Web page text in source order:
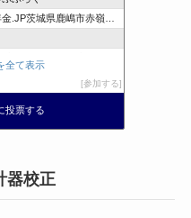
県鹿嶋市赤嶺電研企画ブログ
きればいいな
事＋電気プチ動画
全て表示
参加する
投票する
器校正